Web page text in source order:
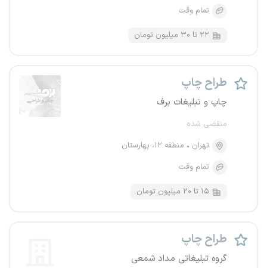
تمام وقت
۲۲ تا ۳۰ میلیون تومان
طراح چاپ
چاپ و تبلیغات برف
منقضی شده
تهران
منطقه ۱۲، بهارستان
تمام وقت
۱۵ تا ۲۰ میلیون تومان
طراح چاپ
گروه تبلیغاتی مداد شمعی